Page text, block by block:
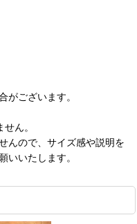
がございます。
ん。
んので、サイズ感や説明を
いいたします。